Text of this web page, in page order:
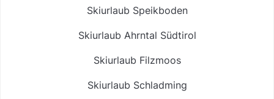
Skiurlaub Speikboden
Skiurlaub Ahrntal Südtirol
Skiurlaub Filzmoos
Skiurlaub Schladming